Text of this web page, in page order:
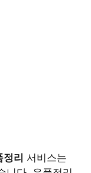
정리 서비스는